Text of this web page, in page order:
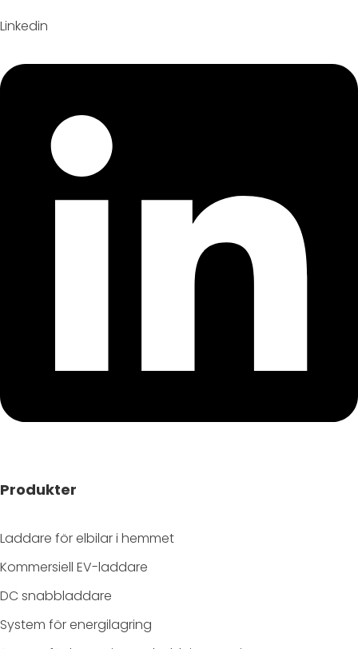
Linkedin
Produkter
Laddare för elbilar i hemmet
Kommersiell EV-laddare
DC snabbladdare
System för energilagring